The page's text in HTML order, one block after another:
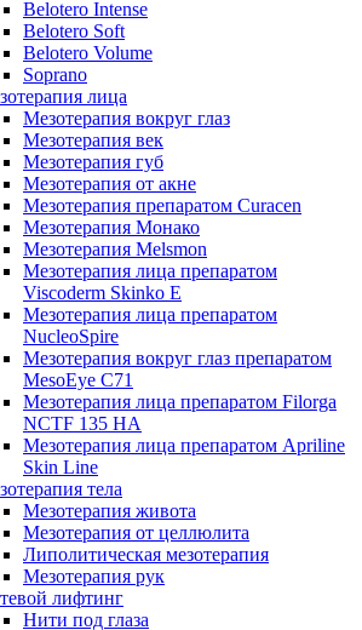
Belotero Intense
Belotero Soft
Belotero Volume
Soprano
лица
Мезотерапия вокруг глаз
Мезотерапия век
Мезотерапия губ
Мезотерапия от акне
Мезотерапия препаратом Curacen
Мезотерапия Монако
Мезотерапия Melsmon
Мезотерапия лица препаратом
Viscoderm Skinko E
Мезотерапия лица препаратом
NucleoSpire
Мезотерапия вокруг глаз препаратом
MesoEye С71
Мезотерапия лица препаратом Filorga
NCTF 135 HA
Мезотерапия лица препаратом Apriline
Skin Line
тела
Мезотерапия живота
Мезотерапия от целлюлита
Липолитическая мезотерапия
Мезотерапия рук
лифтинг
Нити под глаза